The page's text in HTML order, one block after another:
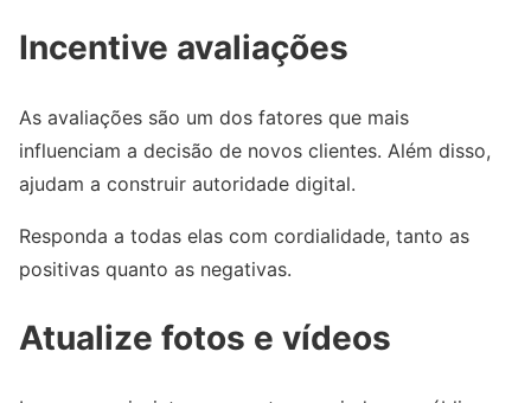
Incentive avaliações
As avaliações são um dos fatores que mais
influenciam a decisão de novos clientes. Além disso,
ajudam a construir autoridade digital.
Responda a todas elas com cordialidade, tanto as
positivas quanto as negativas.
Atualize fotos e vídeos